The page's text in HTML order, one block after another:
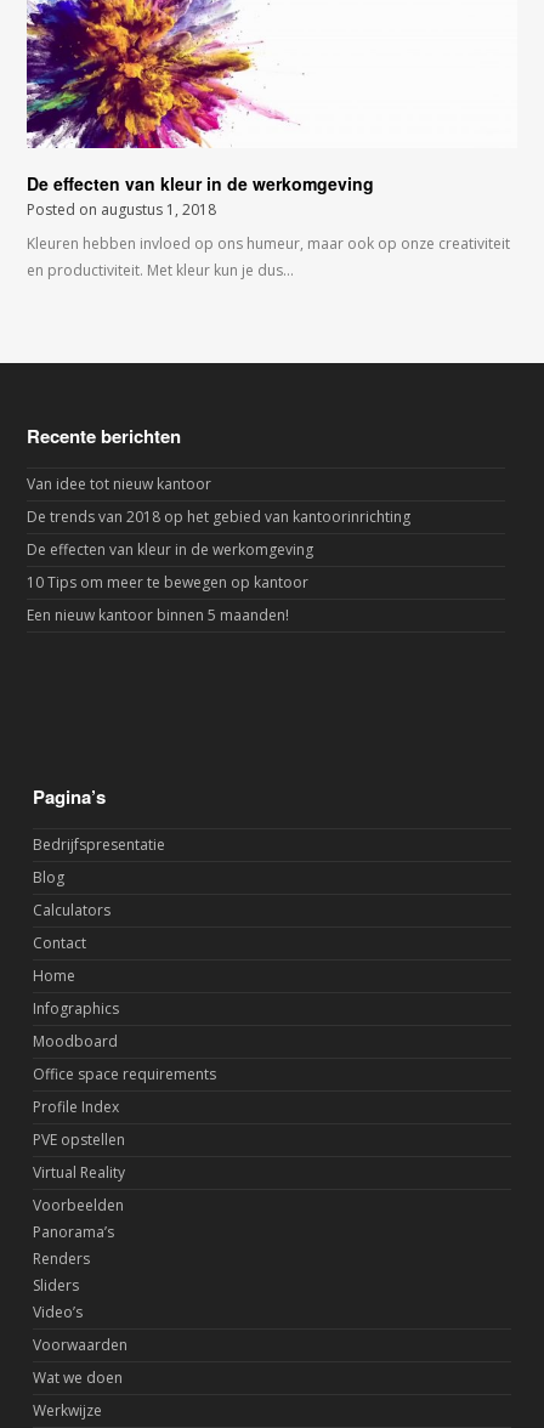
De effecten van kleur in de werkomgeving
Posted on augustus 1, 2018
Kleuren hebben invloed op ons humeur, maar ook op onze creativiteit
en productiviteit. Met kleur kun je dus…
Recente berichten
Van idee tot nieuw kantoor
De trends van 2018 op het gebied van kantoorinrichting
De effecten van kleur in de werkomgeving
10 Tips om meer te bewegen op kantoor
Een nieuw kantoor binnen 5 maanden!
Pagina’s
Bedrijfspresentatie
Blog
Calculators
Contact
Home
Infographics
Moodboard
Office space requirements
Profile Index
PVE opstellen
Virtual Reality
Voorbeelden
Panorama’s
Renders
Sliders
Video’s
Voorwaarden
Wat we doen
Werkwijze